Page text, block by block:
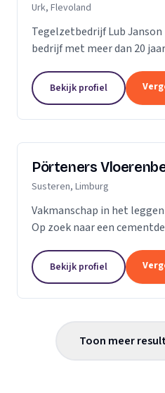
Urk, Flevoland
Tegelzetbedrijf Lub
bedrijf met meer dan 20
Bekijk profiel
Pörteners
Susteren, Limburg
Vakmanschap in het
Op zoek naar een
ervaring wat betreft
Bekijk profiel
Toon meer